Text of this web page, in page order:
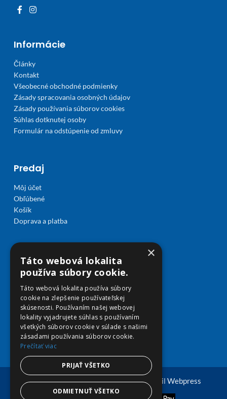
Informácie
Články
Kontakt
Všeobecné obchodné podmienky
Zásady spracovania osobných údajov
Zásady používania súborov cookies
Súhlas dotknutej osoby
Formulár na odstúpenie od zmluvy
Predaj
Môj účet
Obľúbené
Košík
Doprava a platba
© Copyright 2026 viplekaren.sk | Vytvoril Webpress
×
Táto webová lokalita
používa súbory cookie.
Táto webová lokalita používa súbory
cookie na zlepšenie používateľskej
skúsenosti. Používaním našej webovej
lokality vyjadrujete súhlas s používaním
všetkých súborov cookie v súlade s našimi
zásadami používania súborov cookie.
Prečítať viac
PRIJAŤ VŠETKO
ODMIETNUŤ VŠETKO